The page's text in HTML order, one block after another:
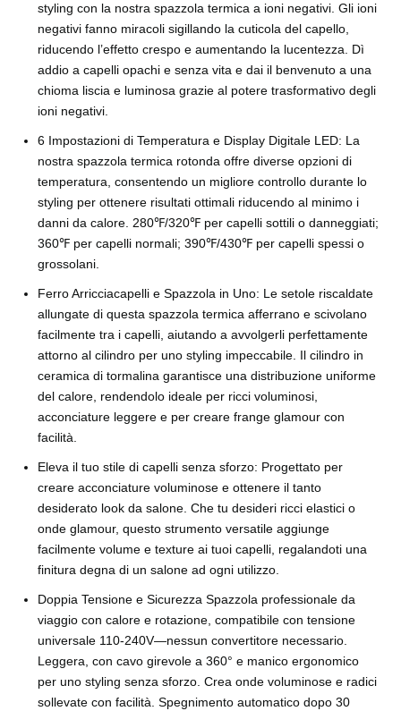
styling con la nostra spazzola termica a ioni negativi. Gli ioni
negativi fanno miracoli sigillando la cuticola del capello,
riducendo l’effetto crespo e aumentando la lucentezza. Dì
addio a capelli opachi e senza vita e dai il benvenuto a una
chioma liscia e luminosa grazie al potere trasformativo degli
ioni negativi.
6 Impostazioni di Temperatura e Display Digitale LED: La
nostra spazzola termica rotonda offre diverse opzioni di
temperatura, consentendo un migliore controllo durante lo
styling per ottenere risultati ottimali riducendo al minimo i
danni da calore. 280℉/320℉ per capelli sottili o danneggiati;
360℉ per capelli normali; 390℉/430℉ per capelli spessi o
grossolani.
Ferro Arricciacapelli e Spazzola in Uno: Le setole riscaldate
allungate di questa spazzola termica afferrano e scivolano
facilmente tra i capelli, aiutando a avvolgerli perfettamente
attorno al cilindro per uno styling impeccabile. Il cilindro in
ceramica di tormalina garantisce una distribuzione uniforme
del calore, rendendolo ideale per ricci voluminosi,
acconciature leggere e per creare frange glamour con
facilità.
Eleva il tuo stile di capelli senza sforzo: Progettato per
creare acconciature voluminose e ottenere il tanto
desiderato look da salone. Che tu desideri ricci elastici o
onde glamour, questo strumento versatile aggiunge
facilmente volume e texture ai tuoi capelli, regalandoti una
finitura degna di un salone ad ogni utilizzo.
Doppia Tensione e Sicurezza Spazzola professionale da
viaggio con calore e rotazione, compatibile con tensione
universale 110-240V—nessun convertitore necessario.
Leggera, con cavo girevole a 360° e manico ergonomico
per uno styling senza sforzo. Crea onde voluminose e radici
sollevate con facilità. Spegnimento automatico dopo 30